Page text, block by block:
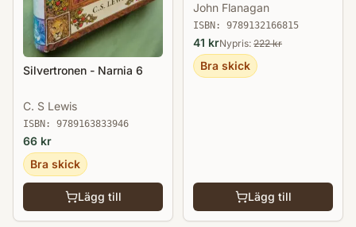
Silvertronen - Narnia 6
C. S Lewis
ISBN: 9789163833946
66 kr
Bra skick
Lägg till
John Flanagan
ISBN: 9789132166815
41 krNypris: 222kr
Bra skick
Lägg till